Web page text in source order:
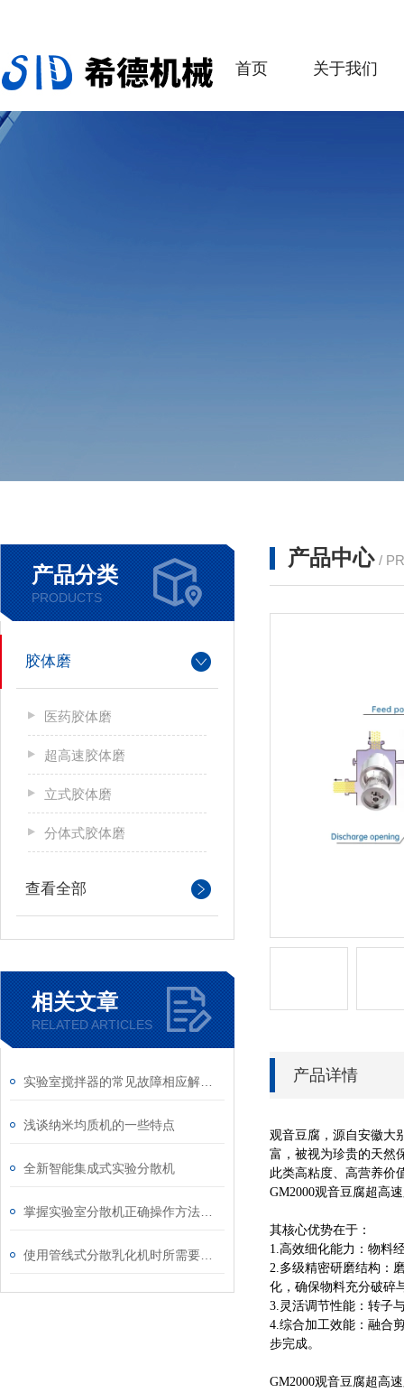
首页 关于我们
产品分类
PRODUCTS
胶体磨
医药胶体磨
超高速胶体磨
立式胶体磨
分体式胶体磨
查看全部
相关文章
RELATED ARTICLES
浅谈纳米均质机的一些特点
全新智能集成式实验分散机
产品中心 /
产品详情
观音豆腐，源自安徽大
富，被视为珍贵的天然
此类高粘度、高营养价
GM2000观音豆腐超高
其核心优势在于：
1.高效细化能力：物料
2.多级精密研磨结构：
化，确保物料充分破碎
3.灵活调节性能：转子
4.综合加工效能：融合
步完成。
GM2000观音豆腐超高